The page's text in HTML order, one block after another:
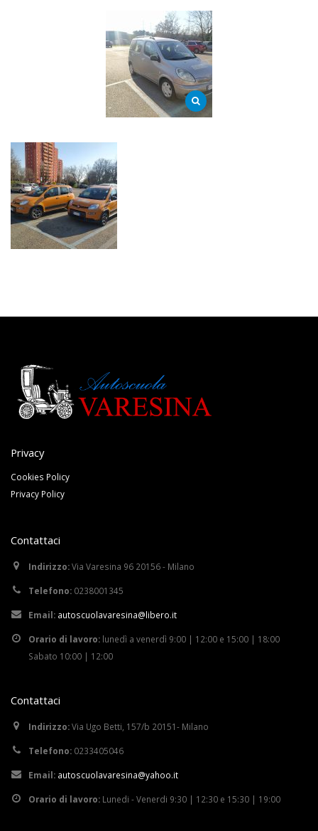
Privacy
Cookies Policy
Privacy Policy
Contattaci
Indirizzo:Via Varesina 96 20156 - Milano
Telefono: 0238001345
Email: autoscuolavaresina@libero.it
Orario di lavoro: lunedì a venerdì 9:00 | 12:00 e 15:00 | 18:00
Sabato 10:00 | 12:00
Contattaci
Indirizzo:Via Ugo Betti, 157/b 20151- Milano
Telefono: 0233405046
Email: autoscuolavaresina@yahoo.it
Orario di lavoro: Lunedi - Venerdi 9:30 | 12:30 e 15:30 | 19:00